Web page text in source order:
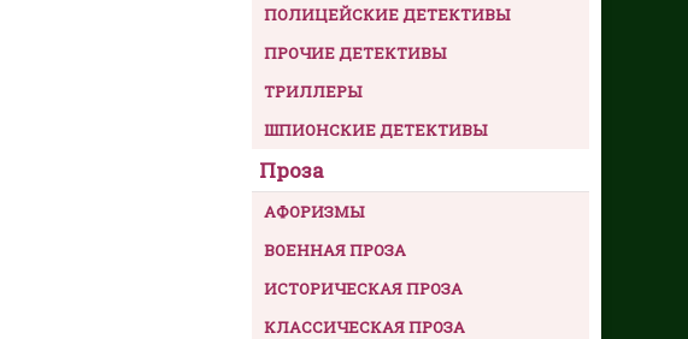
ПОЛИЦЕЙСКИЕ ДЕТЕКТИВЫ
ПРОЧИЕ ДЕТЕКТИВЫ
ТРИЛЛЕРЫ
ШПИОНСКИЕ ДЕТЕКТИВЫ
Проза
АФОРИЗМЫ
ВОЕННАЯ ПРОЗА
ИСТОРИЧЕСКАЯ ПРОЗА
КЛАССИЧЕСКАЯ ПРОЗА